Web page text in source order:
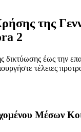
της
2
δικτύωσης έως την
τέλειες
Μέσων